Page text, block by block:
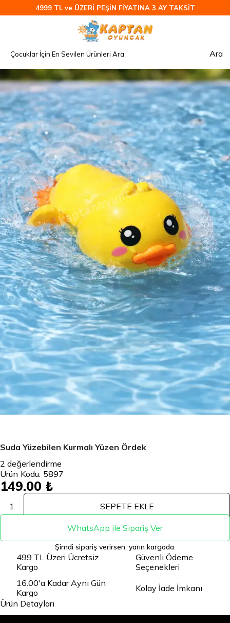
4999 TL ve ÜZERİ PEŞİN FİYATINA 3 AY TAKSİT
Ara
Suda Yüzebilen Kurmalı Yüzen Ördek
2 değerlendirme
Ürün Kodu: 5897
149.00 ₺
1 SEPETE EKLE
WhatsApp ile Sipariş Ver
Şimdi sipariş verirsen, yarın kargoda.
499 TL Üzeri Ücretsiz
Kargo
Güvenli Ödeme
Seçenekleri
16.00'a Kadar Aynı Gün
Kargo
Kolay İade İmkanı
Ürün Detayları